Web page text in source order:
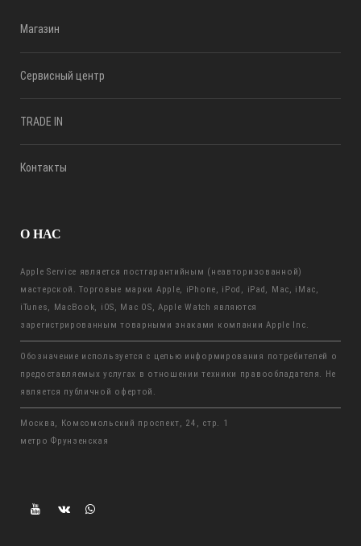
Магазин
Сервисный центр
TRADE IN
Контакты
О НАС
Apple Service является постгарантийным (неавторизованной)
мастерской. Торговые марки Apple, iPhone, iPod, iPad, Mac, iMac,
iTunes, MacBook, iOS, Mac OS, Apple Watch являются
зарегистрированным товарными знаками компании Apple Inc.
Обозначение используется с целью информирования потребителей о
предоставляемых услугах в отношении техники правообладателя. Не
является публичной офертой.
Москва, Комсомольский проспект, 24, стр. 1
метро Фрунзенская